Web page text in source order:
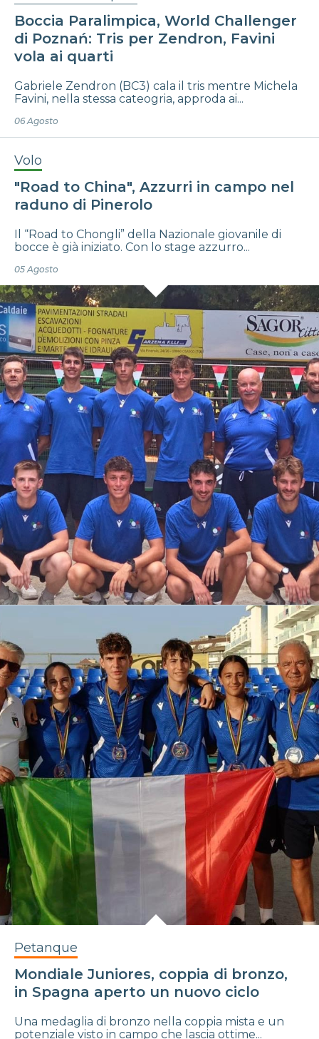
Boccia Paralimpica, World Challenger
di Poznań: Tris per Zendron, Favini
vola ai quarti
Gabriele Zendron (BC3) cala il tris mentre Michela
Favini, nella stessa cateogria, approda ai...
06 Agosto
Volo
"Road to China", Azzurri in campo nel
raduno di Pinerolo
Il “Road to Chongli” della Nazionale giovanile di
bocce è già iniziato. Con lo stage azzurro...
05 Agosto
Petanque
Mondiale Juniores, coppia di bronzo,
in Spagna aperto un nuovo ciclo
Una medaglia di bronzo nella coppia mista e un
potenziale visto in campo che lascia ottime...